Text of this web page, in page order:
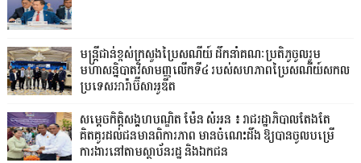
មន្ត្រីជាន់ខ្ពស់ក្រសួងប្រៃសណីយ៍ ដឹកនាំគណៈប្រតិភូចូលរួម
មហាសន្និបាតវិសាមញ្ញលើកទី៤ របស់សហភាពប្រៃសណីយ៍សកល
ប្រទេសអារ៉ាប៊ីសាអូឌីត
សម្តេចកិត្តិសង្គហបណ្ឌិត ម៉ែន សំអន ៖ រាជរដ្ឋាភិបាលតែងតែ
គិតគូរដល់ជនមានពិការភាព មានចំណេះដឹង ឱ្យបានចូលបម្រើ
ការងារនៅតាមស្ថាប័នរដ្ឋ និងឯកជន